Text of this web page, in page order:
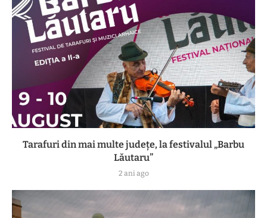
Tarafuri din mai multe județe, la festivalul „Barbu
Lăutaru”
2 ani ago